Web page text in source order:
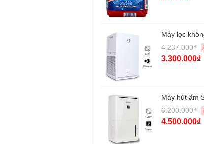
Độ ồn:
Phụ kiện đi kèm: --
Kích thước sản phẩm:
Trọng lượng sản phẩm:
Thương hiệu:
Bảo hành:
Máy lọc
4.237.000₫
3.300.000₫
Máy hút ẩm
6.200.000₫
4.500.000₫